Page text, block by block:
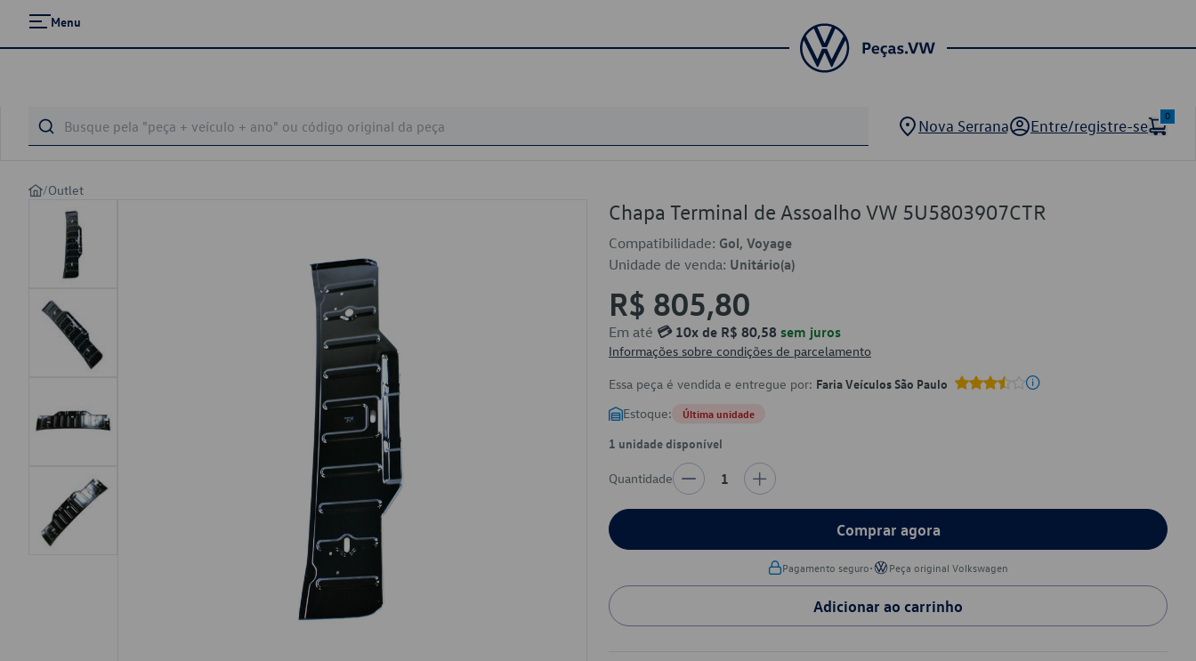
Menu
Nova Serrana Entre/registre-se
0
/Outlet
Chapa Terminal de Assoalho VW 5U5803907CTR
Compatibilidade: Gol, Voyage
Unidade de venda: Unitário(a)
R$ 805,80
Em até 💳 10x de R$ 80,58 sem juros
Informações sobre condições de parcelamento
Essa peça é vendida e entregue por: Faria Veículos São Paulo
Estoque: Última unidade
1 unidade disponível
Quantidade 1
Comprar agora
Pagamento seguro• Peça original Volkswagen
Adicionar ao carrinho